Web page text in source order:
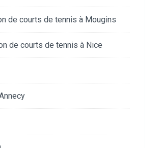
de courts de tennis à Mougins
de courts de tennis à Nice